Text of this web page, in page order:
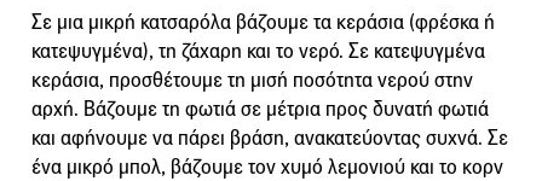
Σε μια μικρή κατσαρόλα βάζουμε τα κεράσια (φρέσκα ή
κατεψυγμένα), τη ζάχαρη και το νερό. Σε κατεψυγμένα
κεράσια, προσθέτουμε τη μισή ποσότητα νερού στην
αρχή. Βάζουμε τη φωτιά σε μέτρια προς δυνατή φωτιά
και αφήνουμε να πάρει βράση, ανακατεύοντας συχνά. Σε
ένα μικρό μπολ, βάζουμε τον χυμό λεμονιού και το κορν